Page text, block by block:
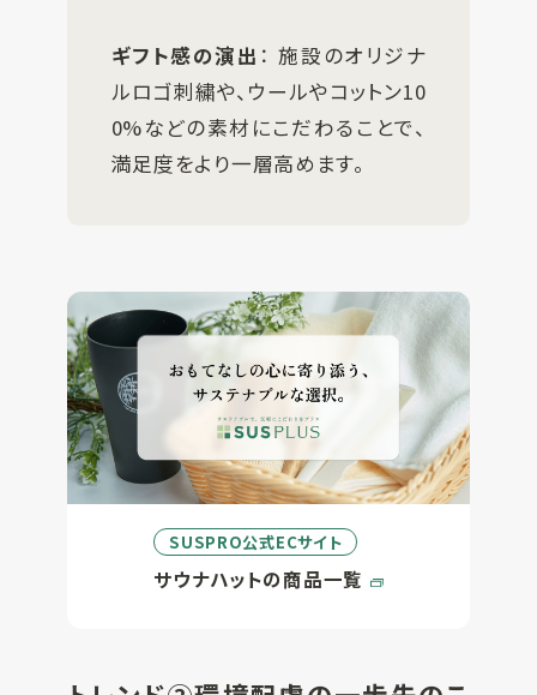
ギフト感の演出 ： 施設のオリジナ
ルロゴ刺繍や、ウールやコットン10
0%などの素材にこだわることで、
満足度をより一層高めます。
SUSPRO公式ECサイト
サウナハットの商品一覧